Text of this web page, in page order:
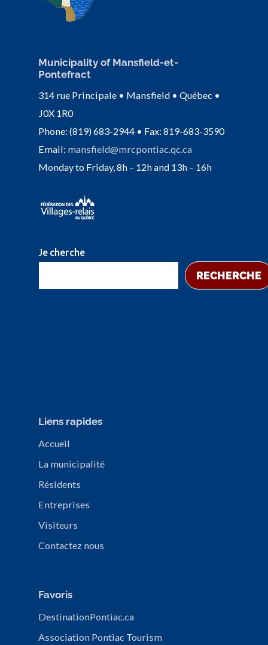
Municipality of Mansfield-et-
Pontefract
314 rue Principale • Mansfield • Québec •
J0X 1R0
Phone: (819) 683-2944 • Fax: 819-683-3590
Email: mansfield@mrcpontiac.qc.ca
Monday to Friday, 8h – 12h and 13h – 16h
Je cherche
RECHERCHE
Liens rapides
Accueil
La municipalité
Résidents
Entreprises
Visiteurs
Contactez nous
Favoris
DestinationPontiac.ca
Association Pontiac Tourism